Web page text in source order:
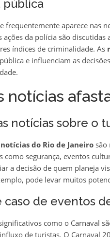
pública
frequentemente aparece nas
ações da polícia são
índices de criminalidade. As
e influenciam as
notícias
notícias sobre o
notícias do Rio de Janeirosão
como segurança, eventos
a decisão de quem planeja
pode levar muitos
caso de eventos
como o Carnaval
de turistas. O Carnaval